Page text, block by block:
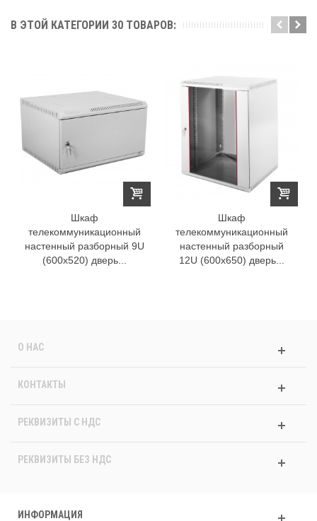
В ЭТОЙ КАТЕГОРИИ 30 ТОВАРОВ:
Шкаф
телекоммуникационный
настенный разборный 9U
(600х520) дверь...
Шкаф
телекоммуникационный
настенный разборный
12U (600х650) дверь...
О НАС
КОНТАКТЫ
РЕКВИЗИТЫ C НДС
РЕКВИЗИТЫ БЕЗ НДС
ИНФОРМАЦИЯ